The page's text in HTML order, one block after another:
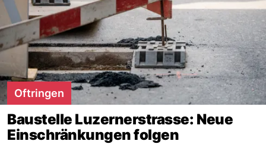
Oftringen
Baustelle Luzernerstrasse: Neue
Einschränkungen folgen